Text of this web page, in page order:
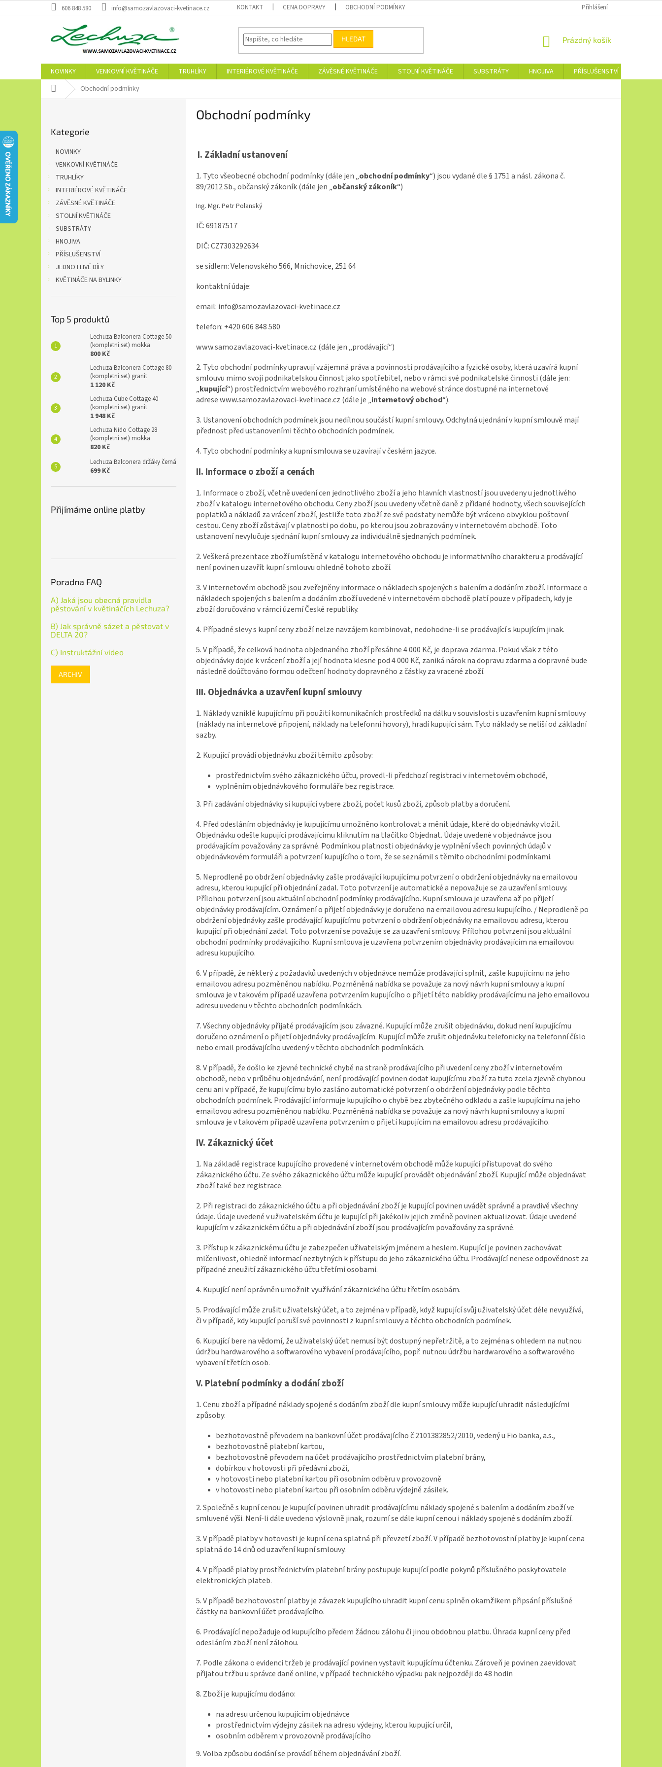
na
606 848 580 info@samozavlazovaci-kvetinace.cz KONTAKT CENA DOPRAVY OBCHODNÍ PODMÍNKY Přihlášení
HLEDAT
NÁKUPNÍ
Prázdný košík
NOVINKY VENKOVNÍ KVĚTINÁČE TRUHLÍKY INTERIÉROVÉ KVĚTINÁČE ZÁVĚSNÉ KVĚTINÁČE STOLNÍ KVĚTINÁČE SUBSTRÁTY HNOJIVA PŘÍSLUŠENSTVÍ
Domů Obchodní podmínky
kategorie
Kategorie
NOVINKY
VENKOVNÍ KVĚTINÁČE
TRUHLÍKY
INTERIÉROVÉ KVĚTINÁČE
ZÁVĚSNÉ KVĚTINÁČE
STOLNÍ KVĚTINÁČE
SUBSTRÁTY
HNOJIVA
PŘÍSLUŠENSTVÍ
JEDNOTLIVÉ DÍLY
KVĚTINÁČE NA BYLINKY
Top 5 produktů
Lechuza Balconera Cottage 50
(kompletní set) mokka
800 Kč
Lechuza Balconera Cottage 80
(kompletní set) granit
1 120 Kč
Lechuza Cube Cottage 40
(kompletní set) granit
1 948 Kč
Lechuza Nido Cottage 28
(kompletní set) mokka
820 Kč
Lechuza Balconera držáky černá
699 Kč
Přijímáme online platby
Poradna FAQ
A) Jaká jsou obecná pravidla
pěstování v květináčích Lechuza?
B) Jak správně sázet a pěstovat v
DELTA 20?
C) Instruktážní video
ARCHIV
Obchodní podmínky
I. Základní ustanovení
1. Tyto všeobecné obchodní podmínky (dále jen „obchodní podmínky“) jsou vydané dle § 1751 a násl. zákona č.
89/2012 Sb., občanský zákoník (dále jen „občanský zákoník“)
Ing. Mgr. Petr Polanský
IČ:69187517
DIČ: CZ7303292634
se sídlem:Velenovského 566, Mnichovice, 251 64
kontaktní údaje:
email: info@samozavlazovaci-kvetinace.cz
telefon: +420 606 848 580
www.samozavlazovaci-kvetinace.cz (dále jen „prodávající“)
2. Tyto obchodní podmínky upravují vzájemná práva a povinnosti prodávajícího a fyzické osoby, která uzavírá kupní
smlouvu mimo svoji podnikatelskou činnost jako spotřebitel, nebo v rámci své podnikatelské činnosti (dále jen:
„kupující“) prostřednictvím webového rozhraní umístěného na webové stránce dostupné na internetové
adrese www.samozavlazovaci-kvetinace.cz (dále je „internetový obchod“).
3. Ustanovení obchodních podmínek jsou nedílnou součástí kupní smlouvy. Odchylná ujednání v kupní smlouvě mají
přednost před ustanoveními těchto obchodních podmínek.
4. Tyto obchodní podmínky a kupní smlouva se uzavírají v českém jazyce.
II. Informace o zboží a cenách
1. Informace o zboží, včetně uvedení cen jednotlivého zboží a jeho hlavních vlastností jsou uvedeny u jednotlivého
zboží v katalogu internetového obchodu. Ceny zboží jsou uvedeny včetně daně z přidané hodnoty, všech souvisejících
poplatků a nákladů za vrácení zboží, jestliže toto zboží ze své podstaty nemůže být vráceno obvyklou poštovní
cestou. Ceny zboží zůstávají v platnosti po dobu, po kterou jsou zobrazovány v internetovém obchodě. Toto
ustanovení nevylučuje sjednání kupní smlouvy za individuálně sjednaných podmínek.
2. Veškerá prezentace zboží umístěná v katalogu internetového obchodu je informativního charakteru a prodávající
není povinen uzavřít kupní smlouvu ohledně tohoto zboží.
3. V internetovém obchodě jsou zveřejněny informace o nákladech spojených s balením a dodáním zboží. Informace o
nákladech spojených s balením a dodáním zboží uvedené v internetovém obchodě platí pouze v případech, kdy je
zboží doručováno v rámci území České republiky.
4. Případné slevy s kupní ceny zboží nelze navzájem kombinovat, nedohodne-li se prodávající s kupujícím jinak.
5. V případě, že celková hodnota objednaného zboží přesáhne 4 000 Kč, je doprava zdarma. Pokud však z této
objednávky dojde k vrácení zboží a její hodnota klesne pod 4 000 Kč, zaniká nárok na dopravu zdarma a dopravné bude
následně doúčtováno formou odečtení hodnoty dopravného z částky za vracené zboží.
III. Objednávka a uzavření kupní smlouvy
1. Náklady vzniklé kupujícímu při použití komunikačních prostředků na dálku v souvislosti s uzavřením kupní smlouvy
(náklady na internetové připojení, náklady na telefonní hovory), hradí kupující sám. Tyto náklady se neliší od základní
sazby.
2. Kupující provádí objednávku zboží těmito způsoby:
prostřednictvím svého zákaznického účtu, provedl-li předchozí registraci v internetovém obchodě,
vyplněním objednávkového formuláře bez registrace.
3. Při zadávání objednávky si kupující vybere zboží, počet kusů zboží, způsob platby a doručení.
4. Před odesláním objednávky je kupujícímu umožněno kontrolovat a měnit údaje, které do objednávky vložil.
Objednávku odešle kupující prodávajícímu kliknutím na tlačítko Objednat. Údaje uvedené v objednávce jsou
prodávajícím považovány za správné. Podmínkou platnosti objednávky je vyplnění všech povinných údajů v
objednávkovém formuláři a potvrzení kupujícího o tom, že se seznámil s těmito obchodními podmínkami.
5. Neprodleně po obdržení objednávky zašle prodávající kupujícímu potvrzení o obdržení objednávky na emailovou
adresu, kterou kupující při objednání zadal. Toto potvrzení je automatické a nepovažuje se za uzavření smlouvy.
Přílohou potvrzení jsou aktuální obchodní podmínky prodávajícího. Kupní smlouva je uzavřena až po přijetí
objednávky prodávajícím. Oznámení o přijetí objednávky je doručeno na emailovou adresu kupujícího. / Neprodleně po
obdržení objednávky zašle prodávající kupujícímu potvrzení o obdržení objednávky na emailovou adresu, kterou
kupující při objednání zadal. Toto potvrzení se považuje se za uzavření smlouvy. Přílohou potvrzení jsou aktuální
obchodní podmínky prodávajícího. Kupní smlouva je uzavřena potvrzením objednávky prodávajícím na emailovou
adresu kupujícího.
6. V případě, že některý z požadavků uvedených v objednávce nemůže prodávající splnit, zašle kupujícímu na jeho
emailovou adresu pozměněnou nabídku. Pozměněná nabídka se považuje za nový návrh kupní smlouvy a kupní
smlouva je v takovém případě uzavřena potvrzením kupujícího o přijetí této nabídky prodávajícímu na jeho emailovou
adresu uvedenu v těchto obchodních podmínkách.
7. Všechny objednávky přijaté prodávajícím jsou závazné. Kupující může zrušit objednávku, dokud není kupujícímu
doručeno oznámení o přijetí objednávky prodávajícím. Kupující může zrušit objednávku telefonicky na telefonní číslo
nebo email prodávajícího uvedený v těchto obchodních podmínkách.
8. V případě, že došlo ke zjevné technické chybě na straně prodávajícího při uvedení ceny zboží v internetovém
obchodě, nebo v průběhu objednávání, není prodávající povinen dodat kupujícímu zboží za tuto zcela zjevně chybnou
cenu ani v případě, že kupujícímu bylo zasláno automatické potvrzení o obdržení objednávky podle těchto
obchodních podmínek. Prodávající informuje kupujícího o chybě bez zbytečného odkladu a zašle kupujícímu na jeho
emailovou adresu pozměněnou nabídku. Pozměněná nabídka se považuje za nový návrh kupní smlouvy a kupní
smlouva je v takovém případě uzavřena potvrzením o přijetí kupujícím na emailovou adresu prodávajícího.
IV. Zákaznický účet
1. Na základě registrace kupujícího provedené v internetovém obchodě může kupující přistupovat do svého
zákaznického účtu. Ze svého zákaznického účtu může kupující provádět objednávání zboží. Kupující může objednávat
zboží také bez registrace.
2. Při registraci do zákaznického účtu a při objednávání zboží je kupující povinen uvádět správně a pravdivě všechny
údaje. Údaje uvedené v uživatelském účtu je kupující při jakékoliv jejich změně povinen aktualizovat. Údaje uvedené
kupujícím v zákaznickém účtu a při objednávání zboží jsou prodávajícím považovány za správné.
3. Přístup k zákaznickému účtu je zabezpečen uživatelským jménem a heslem. Kupující je povinen zachovávat
mlčenlivost, ohledně informací nezbytných k přístupu do jeho zákaznického účtu. Prodávající nenese odpovědnost za
případné zneužití zákaznického účtu třetími osobami.
4. Kupující není oprávněn umožnit využívání zákaznického účtu třetím osobám.
5. Prodávající může zrušit uživatelský účet, a to zejména v případě, když kupující svůj uživatelský účet déle nevyužívá,
či v případě, kdy kupující poruší své povinnosti z kupní smlouvy a těchto obchodních podmínek.
6. Kupující bere na vědomí, že uživatelský účet nemusí být dostupný nepřetržitě, a to zejména s ohledem na nutnou
údržbu hardwarového a softwarového vybavení prodávajícího, popř. nutnou údržbu hardwarového a softwarového
vybavení třetích osob.
V. Platební podmínky a dodání zboží
1. Cenu zboží a případné náklady spojené s dodáním zboží dle kupní smlouvy může kupující uhradit následujícími
způsoby:
bezhotovostně převodem na bankovní účet prodávajícího č2101382852/2010, vedený u Fio banka, a.s.,
bezhotovostně platební kartou,
bezhotovostně převodem na účet prodávajícího prostřednictvím platební brány,
dobírkou v hotovosti při předávní zboží,
v hotovosti nebo platební kartou při osobním odběru v provozovně
v hotovosti nebo platební kartou při osobním odběru výdejně zásilek.
2. Společně s kupní cenou je kupující povinen uhradit prodávajícímu náklady spojené s balením a dodáním zboží ve
smluvené výši. Není-li dále uvedeno výslovně jinak, rozumí se dále kupní cenou i náklady spojené s dodáním zboží.
3. V případě platby v hotovosti je kupní cena splatná při převzetí zboží. V případě bezhotovostní platby je kupní cena
splatná do 14 dnů od uzavření kupní smlouvy.
4. V případě platby prostřednictvím platební brány postupuje kupující podle pokynů příslušného poskytovatele
elektronických plateb.
5. V případě bezhotovostní platby je závazek kupujícího uhradit kupní cenu splněn okamžikem připsání příslušné
částky na bankovní účet prodávajícího.
6. Prodávající nepožaduje od kupujícího předem žádnou zálohu či jinou obdobnou platbu. Úhrada kupní ceny před
odesláním zboží není zálohou.
7. Podle zákona o evidenci tržeb je prodávající povinen vystavit kupujícímu účtenku. Zároveň je povinen zaevidovat
přijatou tržbu u správce daně online, v případě technického výpadku pak nejpozději do 48 hodin
8. Zboží je kupujícímu dodáno:
na adresu určenou kupujícím objednávce
prostřednictvím výdejny zásilek na adresu výdejny, kterou kupující určil,
osobním odběrem v provozovně prodávajícího
9. Volba způsobu dodání se provádí během objednávání zboží.